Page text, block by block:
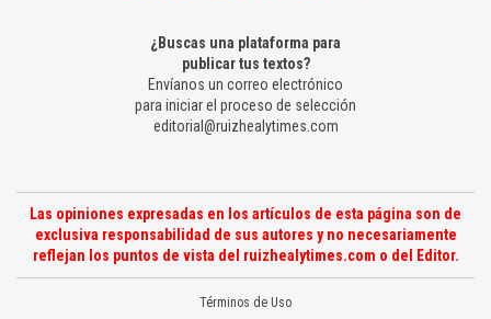
¿Buscas una plataforma para
publicar tus textos?
Envíanos un correo electrónico
para iniciar el proceso de selección
editorial@ruizhealytimes.com
Las opiniones expresadas en los artículos de esta página son de
exclusiva responsabilidad de sus autores y no necesariamente
reflejan los puntos de vista del ruizhealytimes.com o del Editor.
Términos de Uso